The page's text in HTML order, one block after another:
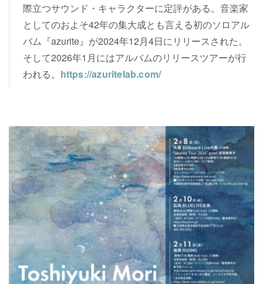
際立つサウンド・キャラクターに定評がある。音楽家
としてのおよそ42年の集大成とも言える初のソロアル
バム『azurite』が2024年12月4日にリリースされた。
そして2026年1月にはアルバムのリリースツアーが行
われる。 https://azuritelab.com/